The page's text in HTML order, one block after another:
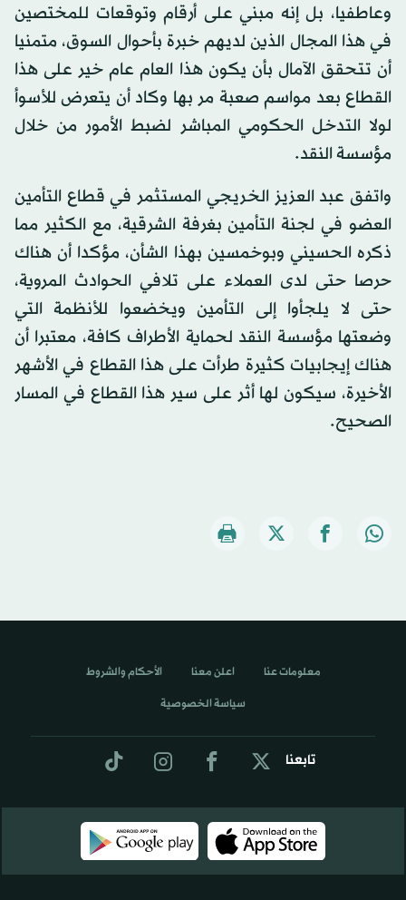
وعاطفيا، بل إنه مبني على أرقام وتوقعات للمختصين
في هذا المجال الذين لديهم خبرة بأحوال السوق، متمنيا
أن تتحقق الآمال بأن يكون هذا العام عام خير على هذا
القطاع بعد مواسم صعبة مر بها وكاد أن يتعرض للأسوأ
لولا التدخل الحكومي المباشر لضبط الأمور من خلال
مؤسسة النقد.
واتفق عبد العزيز الخريجي المستثمر في قطاع التأمين
العضو في لجنة التأمين بغرفة الشرقية، مع الكثير مما
ذكره الحسيني وبوخمسين بهذا الشأن، مؤكدا أن هناك
حرصا حتى لدى العملاء على تلافي الحوادث المروية،
حتى لا يلجأوا إلى التأمين ويخضعوا للأنظمة التي
وضعتها مؤسسة النقد لحماية الأطراف كافة، معتبرا أن
هناك إيجابيات كثيرة طرأت على هذا القطاع في الأشهر
الأخيرة، سيكون لها أثر على سير هذا القطاع في المسار
الصحيح.
تابعنا
معلومات عنا اعلن معنا الأحكام والشروط
سياسة الخصوصية